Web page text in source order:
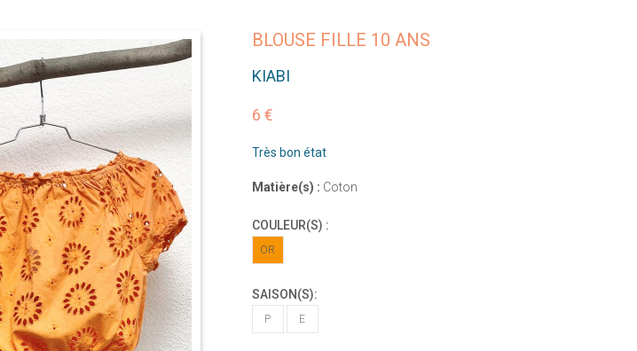
BLOUSE FILLE 10 ANS
KIABI
6 €
Très bon état
Matière(s) : Coton
COULEUR(S) :
OR
SAISON(S):
P E